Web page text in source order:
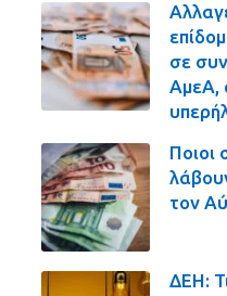
σε
ΑμεΑ,
Ποιοι
τον
ΔΕΗ: